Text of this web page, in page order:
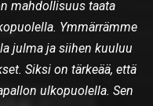
mahdollisuus taata
Ymmärrämme
julma ja siihen kuuluu
Siksi on tärkeää, että
ulkopuolella. Sen